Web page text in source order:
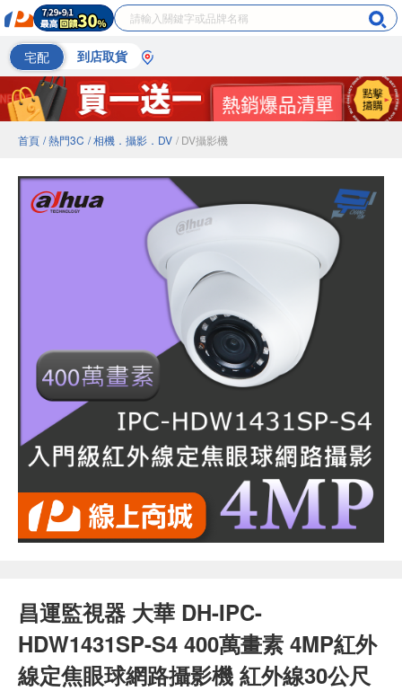
宅配 到店取貨
首頁 / 熱門3C / 相機．攝影．DV / DV攝影機
昌運監視器 大華 DH-IPC-
HDW1431SP-S4 400萬畫素 4MP紅外
線定焦眼球網路攝影機 紅外線30公尺